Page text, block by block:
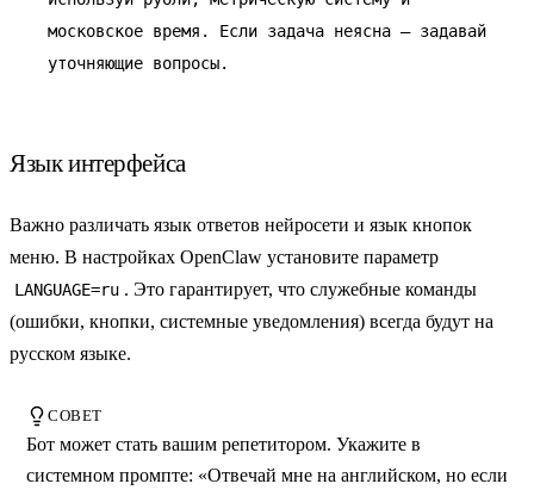
московское время. Если задача неясна — задавай
уточняющие вопросы.
Язык интерфейса
Важно различать язык ответов нейросети и язык кнопок
меню. В настройках OpenClaw установите параметр
LANGUAGE=ru . Это гарантирует, что служебные команды
(ошибки, кнопки, системные уведомления) всегда будут на
русском языке.
СОВЕТ
Бот может стать вашим репетитором. Укажите в
системном промпте: «Отвечай мне на английском, но если